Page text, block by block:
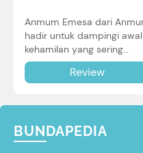
Anmum Emesa dari
hadir untuk dampingi awal
kehamilan yang sering
diiringi dengan mual dan
muntah. Simak reviewnya di
Review
BUNDAPEDIA